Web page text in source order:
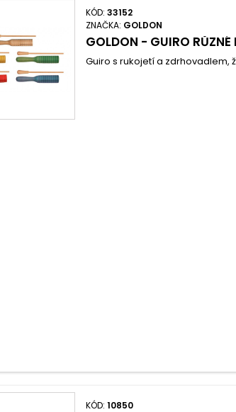
KÓD:33152
ZNAČKA: GOLDON
GOLDON - GUIRO
Guiro s rukojetí a zdrhovadlem,
KÓD:10850